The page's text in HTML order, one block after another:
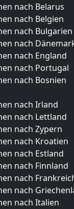
nach Belarus
nach Belgien
nach Bulgarien
nach
nach England
nach Portugal
nach Bosnien
nach Irland
nach Lettland
nach Zypern
nach Kroatien
nach Estland
nach Finnland
nach
nach
nach Italien